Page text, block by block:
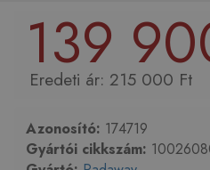
139215 000 Ft
Azonosító: 174719
Gyártói cikkszám: